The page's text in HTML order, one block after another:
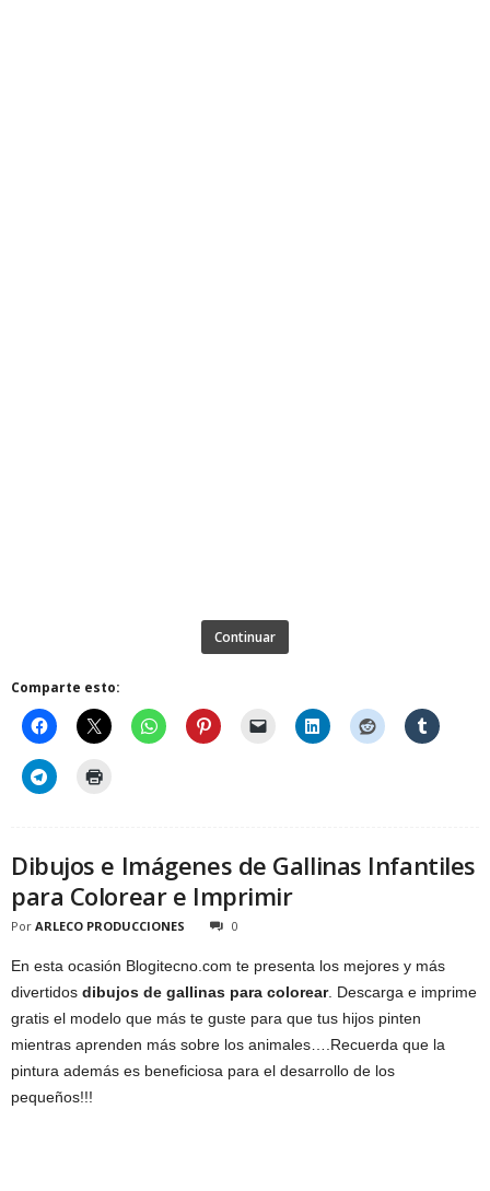
Continuar
Comparte esto:
Dibujos e Imágenes de Gallinas Infantiles
para Colorear e Imprimir
Por ARLECO PRODUCCIONES 0
En esta ocasión Blogitecno.com te presenta los mejores y más
divertidos dibujos de gallinas para colorear. Descarga e imprime
gratis el modelo que más te guste para que tus hijos pinten
mientras aprenden más sobre los animales….Recuerda que la
pintura además es beneficiosa para el desarrollo de los
pequeños!!!